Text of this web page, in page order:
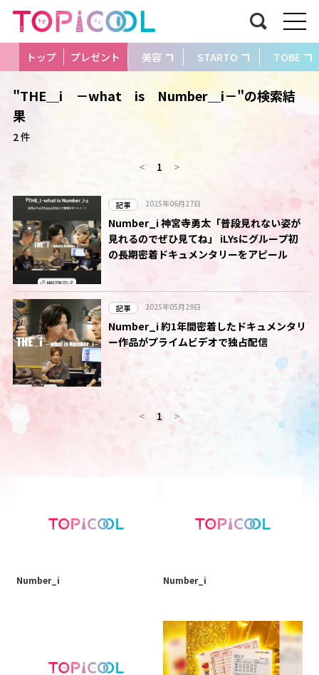
トップ プレゼント 美容 STARTO TOBE
"THE＿i －what is Number＿i－"の検索結
果
2 件
< 1 >
記事 2025年06月27日
Number_i 神宮寺勇太「普段見れない姿が
見れるのでぜひ見てね」 iLYsにグループ初
の長期密着ドキュメンタリーをアピール
記事 2025年05月29日
Number_i 約1年間密着したドキュメンタリ
ー作品がプライムビデオで独占配信
< 1 >
Number_i Number_i